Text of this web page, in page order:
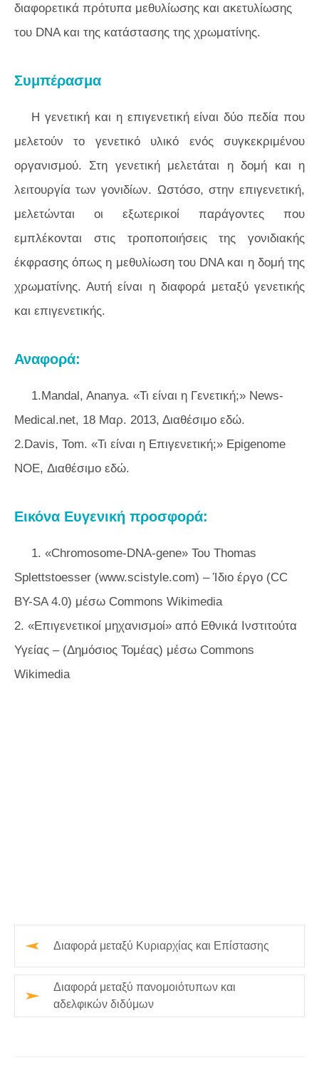
διαφορετικά πρότυπα μεθυλίωσης και ακετυλίωσης
του DNA και της κατάστασης της χρωματίνης.
Συμπέρασμα
Η γενετική και η επιγενετική είναι δύο πεδία που
μελετούν το γενετικό υλικό ενός συγκεκριμένου
οργανισμού. Στη γενετική μελετάται η δομή και η
λειτουργία των γονιδίων. Ωστόσο, στην επιγενετική,
μελετώνται οι εξωτερικοί παράγοντες που
εμπλέκονται στις τροποποιήσεις της γονιδιακής
έκφρασης όπως η μεθυλίωση του DNA και η δομή της
χρωματίνης. Αυτή είναι η διαφορά μεταξύ γενετικής
και επιγενετικής.
Αναφορά:
1.Mandal, Ananya. «Τι είναι η Γενετική;» News-
Medical.net, 18 Μαρ. 2013, Διαθέσιμο εδώ.
2.Davis, Tom. «Τι είναι η Επιγενετική;» Epigenome
NOE, Διαθέσιμο εδώ.
Εικόνα Ευγενική προσφορά:
1. «Chromosome-DNA-gene» Του Thomas
Splettstoesser (www.scistyle.com) – Ίδιο έργο (CC
BY-SA 4.0) μέσω Commons Wikimedia
2. «Επιγενετικοί μηχανισμοί» από Εθνικά Ινστιτούτα
Υγείας – (Δημόσιος Τομέας) μέσω Commons
Wikimedia
Διαφορά μεταξύ Κυριαρχίας και Επίστασης
Διαφορά μεταξύ πανομοιότυπων και
αδελφικών διδύμων